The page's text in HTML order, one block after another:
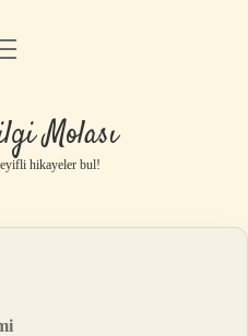
Uyarı
Molası
hikayeler bul!